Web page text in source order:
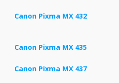
Canon Pixma MX 432
Canon Pixma MX 435
Canon Pixma MX 437